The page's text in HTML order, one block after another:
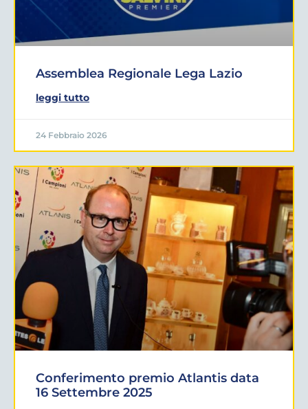
Assemblea Regionale Lega Lazio
leggi tutto
24 Febbraio 2026
Conferimento premio Atlantis data
16 Settembre 2025